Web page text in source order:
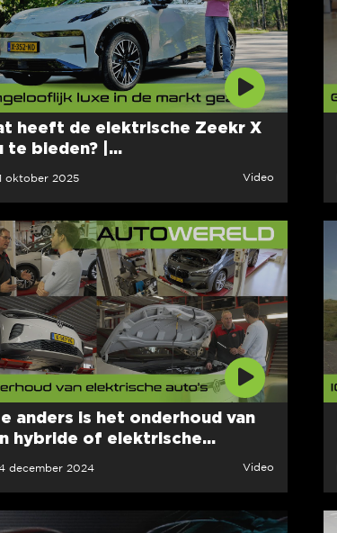
heeft de elektrische Zeekr X
te bieden? |...
oktober 2025 Video
anders is het onderhoud van
hybride of elektrische...
december 2024 Video